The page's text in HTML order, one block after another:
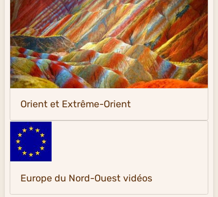
Orient et Extrême-Orient
Europe du Nord-Ouest vidéos